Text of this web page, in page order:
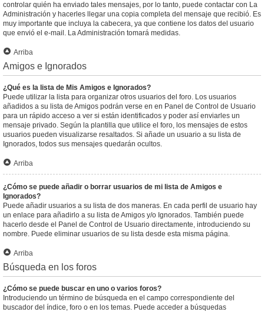
controlar quién ha enviado tales mensajes, por lo tanto, puede contactar con La
Administración y hacerles llegar una copia completa del mensaje que recibió. Es
muy importante que incluya la cabecera, ya que contiene los datos del usuario
que envió el e-mail. La Administración tomará medidas.
Arriba
Amigos e Ignorados
¿Qué es la lista de Mis Amigos e Ignorados?
Puede utilizar la lista para organizar otros usuarios del foro. Los usuarios
añadidos a su lista de Amigos podrán verse en en Panel de Control de Usuario
para un rápido acceso a ver si están identificados y poder así enviarles un
mensaje privado. Según la plantilla que utilice el foro, los mensajes de estos
usuarios pueden visualizarse resaltados. Si añade un usuario a su lista de
Ignorados, todos sus mensajes quedarán ocultos.
Arriba
¿Cómo se puede añadir o borrar usuarios de mi lista de Amigos e
Ignorados?
Puede añadir usuarios a su lista de dos maneras. En cada perfil de usuario hay
un enlace para añadirlo a su lista de Amigos y/o Ignorados. También puede
hacerlo desde el Panel de Control de Usuario directamente, introduciendo su
nombre. Puede eliminar usuarios de su lista desde esta misma página.
Arriba
Búsqueda en los foros
¿Cómo se puede buscar en uno o varios foros?
Introduciendo un término de búsqueda en el campo correspondiente del
buscador del índice, foro o en los temas. Puede acceder a búsquedas